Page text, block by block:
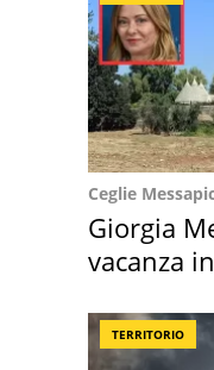
Ceglie
Giorgia
vacanza
TERRITORIO